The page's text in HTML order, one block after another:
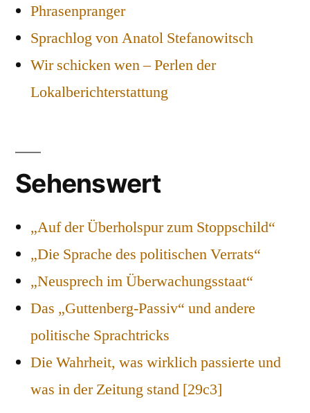
Phrasenpranger
Sprachlog von Anatol Stefanowitsch
Wir schicken wen – Perlen der
Lokalberichterstattung
Sehenswert
„Auf der Überholspur zum Stoppschild“
„Die Sprache des politischen Verrats“
„Neusprech im Überwachungsstaat“
Das „Guttenberg-Passiv“ und andere
politische Sprachtricks
Die Wahrheit, was wirklich passierte und
was in der Zeitung stand [29c3]